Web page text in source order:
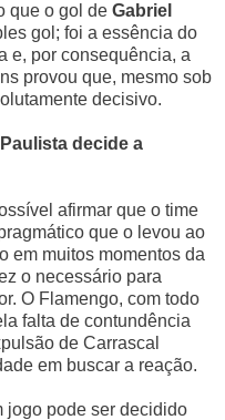
que o gol deGabriel
gol; foi a essência do
e, por consequência, a
provou que, mesmo sob
decisivo.
decide a
afirmar que o time
que o levou ao
em muitos momentos da
o necessário para
O Flamengo, com todo
falta de contundência
de Carrascal
em buscar a reação.
jogo pode ser decidido